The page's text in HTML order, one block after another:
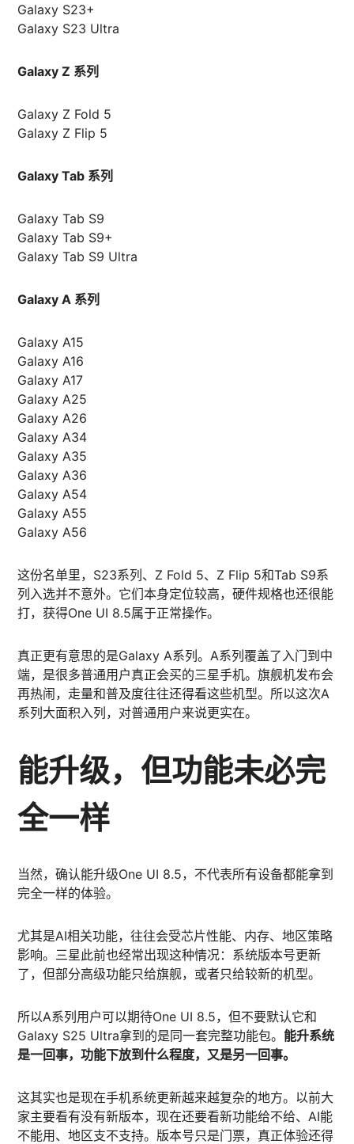
Galaxy S23+
Galaxy S23 Ultra
Galaxy Z 系列
Galaxy Z Fold 5
Galaxy Z Flip 5
Galaxy Tab 系列
Galaxy Tab S9
Galaxy Tab S9+
Galaxy Tab S9 Ultra
Galaxy A 系列
Galaxy A15
Galaxy A16
Galaxy A17
Galaxy A25
Galaxy A26
Galaxy A34
Galaxy A35
Galaxy A36
Galaxy A54
Galaxy A55
Galaxy A56
这份名单里，S23系列、Z Fold 5、Z Flip 5和Tab S9系
列入选并不意外。它们本身定位较高，硬件规格也还很能
打，获得One UI 8.5属于正常操作。
真正更有意思的是Galaxy A系列。A系列覆盖了入门到中
端，是很多普通用户真正会买的三星手机。旗舰机发布会
再热闹，走量和普及度往往还得看这些机型。所以这次A
系列大面积入列，对普通用户来说更实在。
能升级，但功能未必完
全一样
当然，确认能升级One UI 8.5，不代表所有设备都能拿到
完全一样的体验。
尤其是AI相关功能，往往会受芯片性能、内存、地区策略
影响。三星此前也经常出现这种情况：系统版本号更新
了，但部分高级功能只给旗舰，或者只给较新的机型。
所以A系列用户可以期待One UI 8.5，但不要默认它和
Galaxy S25 Ultra拿到的是同一套完整功能包。 能升系统
是一回事，功能下放到什么程度，又是另一回事。
这其实也是现在手机系统更新越来越复杂的地方。以前大
家主要看有没有新版本，现在还要看新功能给不给、AI能
不能用、地区支不支持。版本号只是门票，真正体验还得